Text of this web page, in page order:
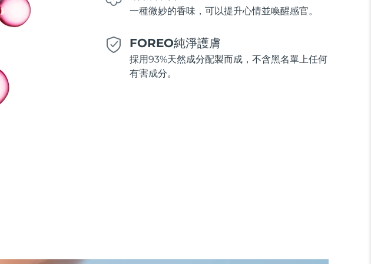
一種微妙的香味，可以提升心情並喚醒感官。
FOREO純淨護膚
採用93%天然成分配製而成，不含黑名單上任何
有害成分。